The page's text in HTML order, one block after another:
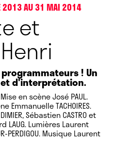
2013 AU 31 MAI 2014
et
! Un
d'interprétation.
en scène José PAUL.
TACHOIRES.
Sébastien CASTRO et
LAUG. Lumières Laurent
PERDIGOU. Musique Laurent